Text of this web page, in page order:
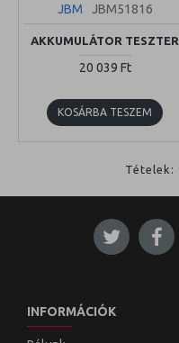
JBM JBM51816
AKKUMULÁTOR TESZTER
20 039 Ft
KOSÁRBA TESZEM
Tételek:
INFORMÁCIÓK